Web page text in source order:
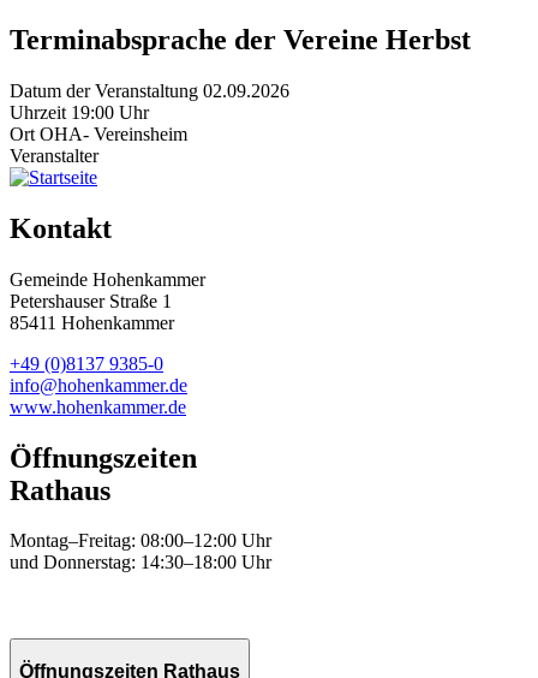
Terminabsprache der Vereine Herbst
Datum der Veranstaltung 02.09.2026
Uhrzeit 19:00 Uhr
Ort OHA- Vereinsheim
Veranstalter
Kontakt
Gemeinde Hohenkammer
Petershauser Straße 1
85411 Hohenkammer
+49 (0)8137 9385-0
info@hohenkammer.de
www.hohenkammer.de
Öffnungszeiten
Rathaus
Montag–Freitag: 08:00–12:00 Uhr
und Donnerstag: 14:30–18:00 Uhr
Öffnungszeiten Rathaus